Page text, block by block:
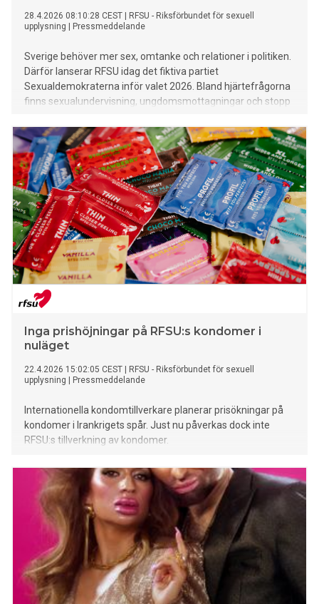
28.4.2026 08:10:28 CEST
RFSU - Riksförbundet för sexuell
upplysning
Pressmeddelande
Sverige behöver mer sex, omtanke och relationer i politiken.
Därför lanserar RFSU idag det fiktiva partiet
Sexualdemokraterna inför valet 2026. Bland hjärtefrågorna
finns sexualundervisning, ungdomsmottagningar och stopp
Inga prishöjningar på RFSU:s kondomer i
nuläget
22.4.2026 15:02:05 CEST
RFSU - Riksförbundet för sexuell
upplysning
Pressmeddelande
Internationella kondomtillverkare planerar prisökningar på
kondomer i Irankrigets spår. Just nu påverkas dock inte
RFSU:s tillverkning av kondomer.